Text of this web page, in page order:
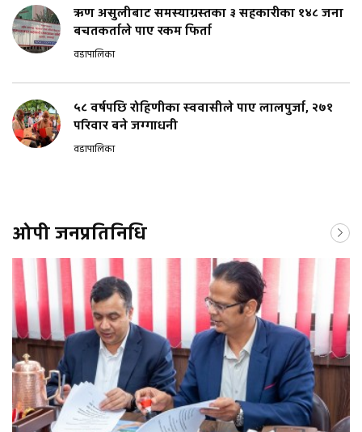
ऋण असुलीबाट समस्याग्रस्तका ३ सहकारीका १४८ जना
बचतकर्ताले पाए रकम फिर्ता
वडापालिका
५८ वर्षपछि रोहिणीका स्ववासीले पाए लालपुर्जा, २७१
परिवार बने जग्गाधनी
वडापालिका
ओपी जनप्रतिनिधि